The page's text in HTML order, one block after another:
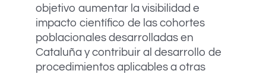
objetivo aumentar la visibilidad e
impacto científico de las cohortes
poblacionales desarrolladas en
Cataluña y contribuir al desarrollo de
procedimientos aplicables a otras